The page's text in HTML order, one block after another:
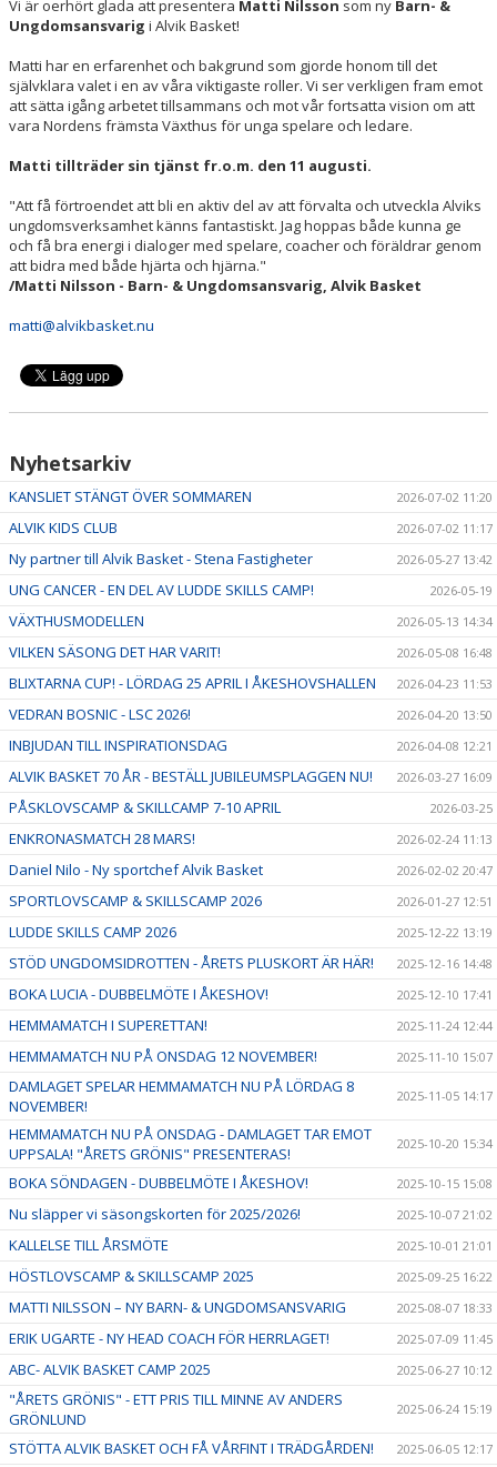
Vi är oerhört glada att presentera Matti Nilsson som ny Barn- &
Ungdomsansvarig i Alvik Basket!
Matti har en erfarenhet och bakgrund som gjorde honom till det
självklara valet i en av våra viktigaste roller. Vi ser verkligen fram emot
att sätta igång arbetet tillsammans och mot vår fortsatta vision om att
vara Nordens främsta Växthus för unga spelare och ledare.
Matti tillträder sin tjänst fr.o.m. den 11 augusti.
"Att få förtroendet att bli en aktiv del av att förvalta och utveckla Alviks
ungdomsverksamhet känns fantastiskt. Jag hoppas både kunna ge
och få bra energi i dialoger med spelare, coacher och föräldrar genom
att bidra med både hjärta och hjärna."
/Matti Nilsson - Barn- & Ungdomsansvarig, Alvik Basket
matti@alvikbasket.nu
Nyhetsarkiv
KANSLIET STÄNGT ÖVER SOMMAREN 2026-07-02 11:20
ALVIK KIDS CLUB 2026-07-02 11:17
Ny partner till Alvik Basket - Stena Fastigheter 2026-05-27 13:42
UNG CANCER - EN DEL AV LUDDE SKILLS CAMP! 2026-05-19
VÄXTHUSMODELLEN 2026-05-13 14:34
VILKEN SÄSONG DET HAR VARIT! 2026-05-08 16:48
BLIXTARNA CUP! - LÖRDAG 25 APRIL I ÅKESHOVSHALLEN 2026-04-23 11:53
VEDRAN BOSNIC - LSC 2026! 2026-04-20 13:50
INBJUDAN TILL INSPIRATIONSDAG 2026-04-08 12:21
ALVIK BASKET 70 ÅR - BESTÄLL JUBILEUMSPLAGGEN NU! 2026-03-27 16:09
PÅSKLOVSCAMP & SKILLCAMP 7-10 APRIL 2026-03-25
ENKRONASMATCH 28 MARS! 2026-02-24 11:13
Daniel Nilo - Ny sportchef Alvik Basket 2026-02-02 20:47
SPORTLOVSCAMP & SKILLSCAMP 2026 2026-01-27 12:51
LUDDE SKILLS CAMP 2026 2025-12-22 13:19
STÖD UNGDOMSIDROTTEN - ÅRETS PLUSKORT ÄR HÄR! 2025-12-16 14:48
BOKA LUCIA - DUBBELMÖTE I ÅKESHOV! 2025-12-10 17:41
HEMMAMATCH I SUPERETTAN! 2025-11-24 12:44
HEMMAMATCH NU PÅ ONSDAG 12 NOVEMBER! 2025-11-10 15:07
DAMLAGET SPELAR HEMMAMATCH NU PÅ LÖRDAG 8
NOVEMBER!
2025-11-05 14:17
HEMMAMATCH NU PÅ ONSDAG - DAMLAGET TAR EMOT
UPPSALA! "ÅRETS GRÖNIS" PRESENTERAS!
2025-10-20 15:34
BOKA SÖNDAGEN - DUBBELMÖTE I ÅKESHOV! 2025-10-15 15:08
Nu släpper vi säsongskorten för 2025/2026! 2025-10-07 21:02
KALLELSE TILL ÅRSMÖTE 2025-10-01 21:01
HÖSTLOVSCAMP & SKILLSCAMP 2025 2025-09-25 16:22
MATTI NILSSON – NY BARN- & UNGDOMSANSVARIG 2025-08-07 18:33
ERIK UGARTE - NY HEAD COACH FÖR HERRLAGET! 2025-07-09 11:45
ABC- ALVIK BASKET CAMP 2025 2025-06-27 10:12
"ÅRETS GRÖNIS" - ETT PRIS TILL MINNE AV ANDERS
GRÖNLUND
2025-06-24 15:19
STÖTTA ALVIK BASKET OCH FÅ VÅRFINT I TRÄDGÅRDEN! 2025-06-05 12:17